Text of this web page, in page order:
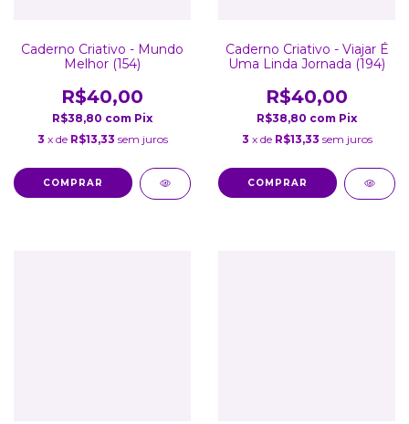
Caderno Criativo - Mundo
Melhor (154)
R$40,00
R$38,80 com Pix
3 x de R$13,33 sem juros
Caderno Criativo - Viajar É
Uma Linda Jornada (194)
R$40,00
R$38,80 com Pix
3 x de R$13,33 sem juros